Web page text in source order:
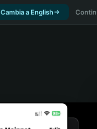
Cambia a English